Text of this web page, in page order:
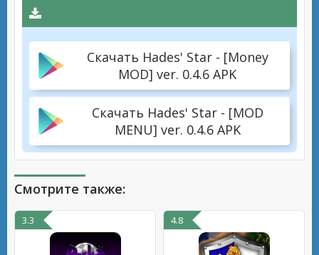
Скачать Hades' Star - [Money
MOD] ver. 0.4.6 APK
Скачать Hades' Star - [MOD
MENU] ver. 0.4.6 APK
Смотрите также:
3.3 4.8